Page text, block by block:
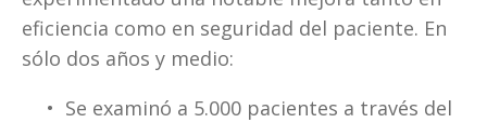
eficiencia como en seguridad del paciente. En
sólo dos años y medio:
Se examinó a 5.000 pacientes a través del